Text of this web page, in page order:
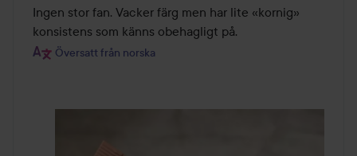
av
5
Ingen stor fan. Vacker färg men har lite «kornig»
konsistens som känns obehagligt på.
Översatt från norska